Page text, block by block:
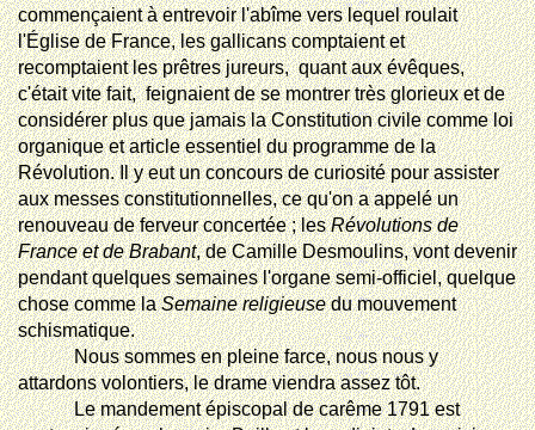
commençaient à entrevoir l'abîme vers lequel roulait
l'Église de France, les gallicans comptaient et
recomptaient les prêtres jureurs,  quant aux évêques,
c'était vite fait,  feignaient de se montrer très glorieux et de
considérer plus que jamais la Constitution civile comme loi
organique et article essentiel du programme de la
Révolution. Il y eut un concours de curiosité pour assister
aux messes constitutionnelles, ce qu'on a appelé un
renouveau de ferveur concertée ; lesRévolutions de
France et de Brabant, de Camille Desmoulins, vont devenir
pendant quelques semaines l'organe semi-officiel, quelque
chose comme laSemaine religieusedu mouvement
schismatique.
Nous sommes en pleine farce, nous nous y
attardons volontiers, le drame viendra assez tôt.
Le mandement épiscopal de carême 1791 est